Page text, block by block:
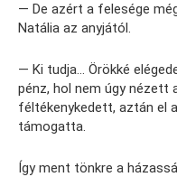
— De azért a felesége
Natália az anyjától.
— Ki tudja… Örökké
pénz, hol nem úgy nézett
féltékenykedett, aztán el
támogatta.
Így ment tönkre a